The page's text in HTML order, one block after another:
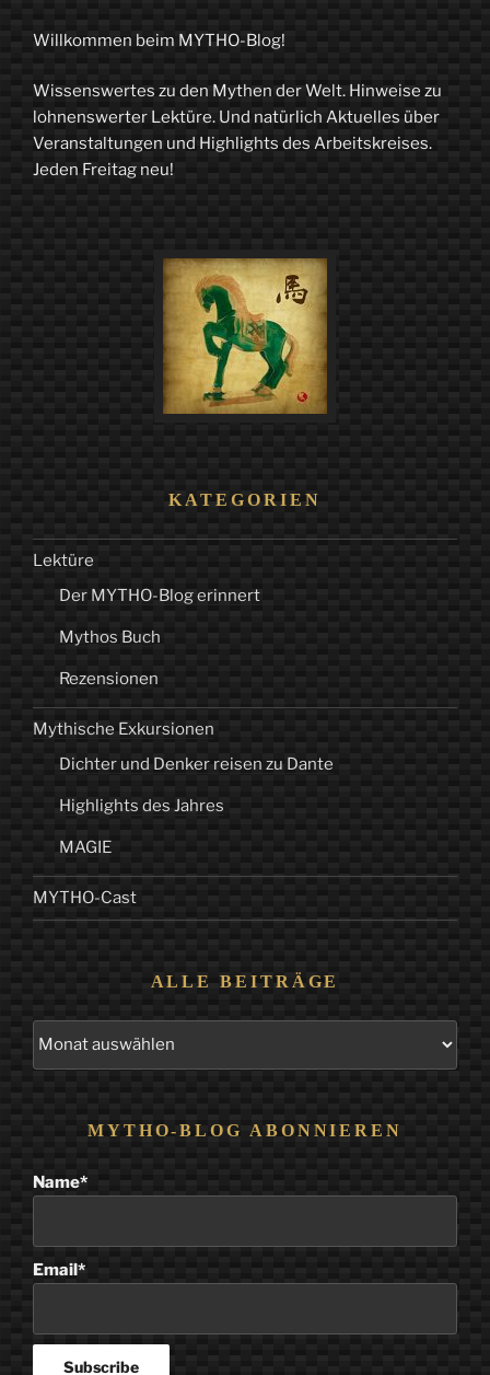
unaussprechlich
antike
Mysterien“
Willkommen beim MYTHO-Blog!
Wissenswertes zu den Mythen der Welt. Hinweise zu
lohnenswerter Lektüre. Und natürlich Aktuelles über
Veranstaltungen und Highlights des Arbeitskreises.
Jeden Freitag neu!
KATEGORIEN
Lektüre
Der MYTHO-Blog erinnert
Mythos Buch
Rezensionen
Mythische Exkursionen
Dichter und Denker reisen zu Dante
Highlights des Jahres
MAGIE
MYTHO-Cast
ALLE BEITRÄGE
MYTHO-BLOG ABONNIEREN
Name*
Email*